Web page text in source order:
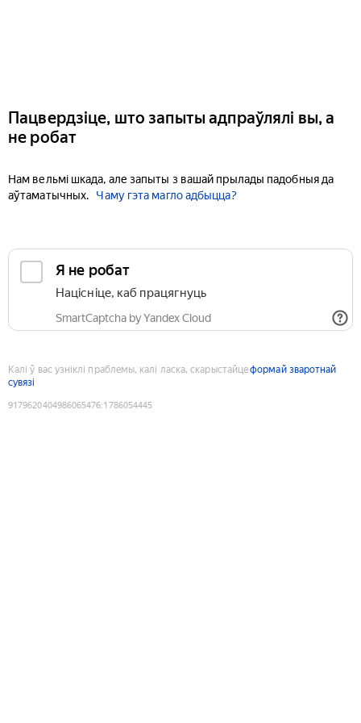
Пацвердзіце, што запыты адпраўлялі вы, а
не робат
Нам вельмі шкада, але запыты з вашай прылады падобныя да
аўтаматычных.
Чаму гэта магло адбыцца?
Я не робат
Націсніце, каб працягнуць
SmartCaptcha by Yandex Cloud
Калі ў вас узніклі праблемы, калі ласка, скарыстайцеформай зваротнай
сувязі
9179620404986065476:1786054445